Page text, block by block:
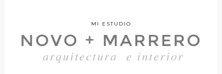
MI ESTUDIO